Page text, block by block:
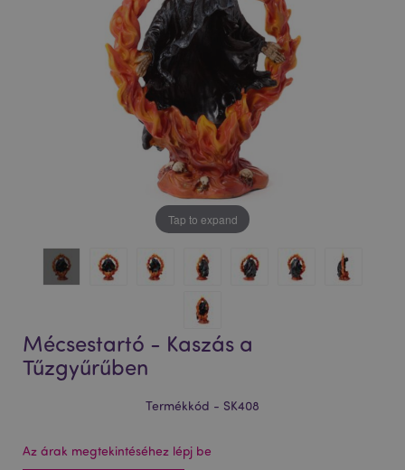
Tap to expand
Mécsestartó - Kaszás a
Tűzgyűrűben
Termékkód - SK408
Az árak megtekintéséhez lépj be